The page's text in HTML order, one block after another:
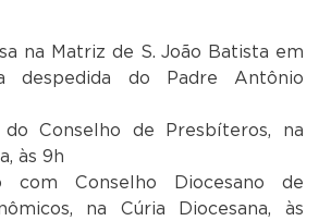
na Matriz de S. João Batista em
despedida do Padre Antônio
Conselho de Presbíteros, na
às 9h
com Conselho Diocesano de
na Cúria Diocesana, às